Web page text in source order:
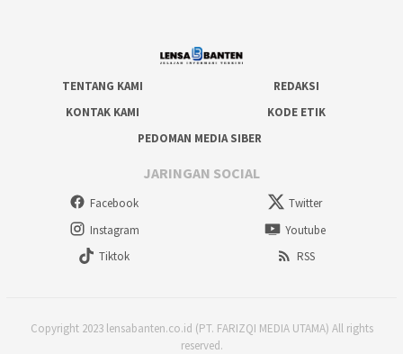
TENTANG KAMI
REDAKSI
KONTAK KAMI
KODE ETIK
PEDOMAN MEDIA SIBER
JARINGAN SOCIAL
Facebook
Twitter
Instagram
Youtube
Tiktok
RSS
Copyright 2023 lensabanten.co.id (PT. FARIZQI MEDIA UTAMA) All rights
reserved.